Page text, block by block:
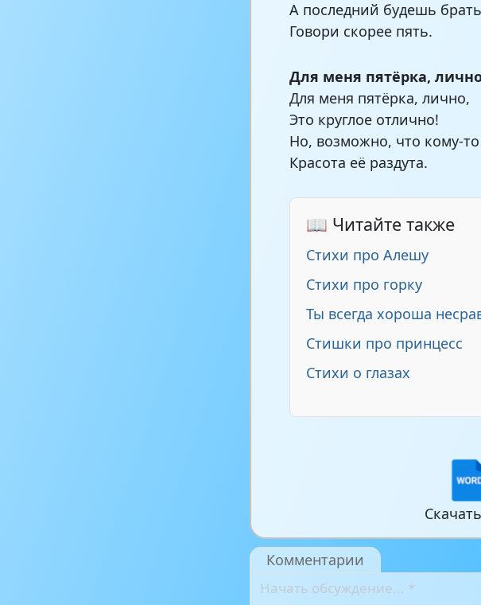
А последний будешь
Говори скорее пять.
Для меня пятёрка,
Для меня пятёрка, лично,
Это круглое отлично!
Но, возможно, что кому-то
Красота её раздута.
📖 Читайте также
Стихи про Алешу
Стихи про горку
Ты всегда хороша
Стишки про принцесс
Стихи о глазах
Комментарии